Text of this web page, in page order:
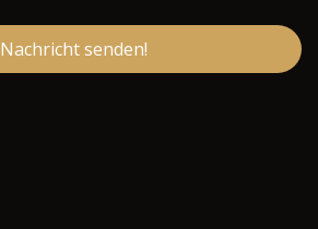
Nachricht senden!